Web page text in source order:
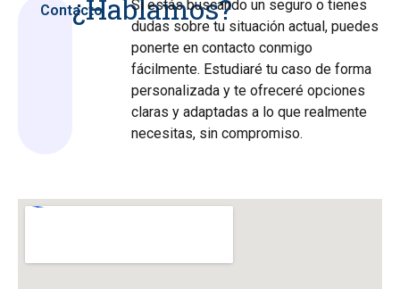
Contacto¿Hablamos?
Si estás buscando un seguro o tienes
dudas sobre tu situación actual, puedes
ponerte en contacto conmigo
fácilmente. Estudiaré tu caso de forma
personalizada y te ofreceré opciones
claras y adaptadas a lo que realmente
necesitas, sin compromiso.